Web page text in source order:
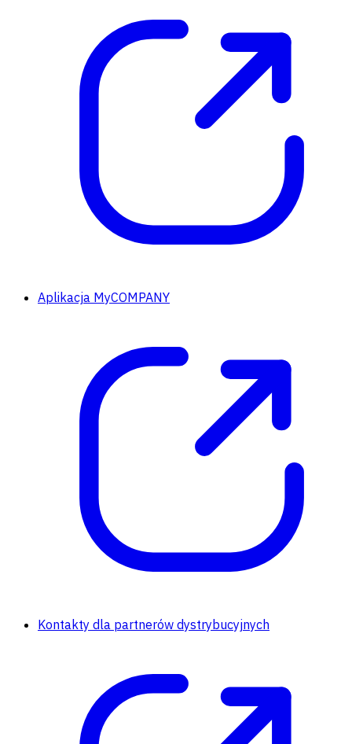
Aplikacja MyCOMPANY
Kontakty dla partnerów dystrybucyjnych